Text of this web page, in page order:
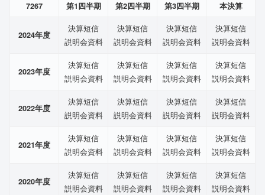
7267 第1四半期 第2四半期 第3四半期 本決算
2024年度
決算短信
説明会資料
決算短信
説明会資料
決算短信
説明会資料
決算短信
説明会資料
2023年度
決算短信
説明会資料
決算短信
説明会資料
決算短信
説明会資料
決算短信
説明会資料
2022年度
決算短信
説明会資料
決算短信
説明会資料
決算短信
説明会資料
決算短信
説明会資料
2021年度
決算短信
説明会資料
決算短信
説明会資料
決算短信
説明会資料
決算短信
説明会資料
2020年度
決算短信
説明会資料
決算短信
説明会資料
決算短信
説明会資料
決算短信
説明会資料